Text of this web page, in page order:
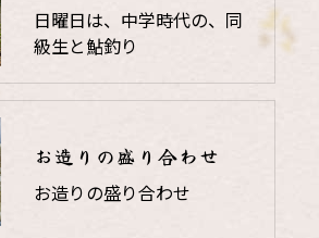
日曜日は、中学時代の、同
級生と鮎釣り
お造りの盛り合わせ
お造りの盛り合わせ